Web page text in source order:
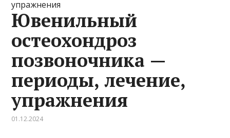
упражнения
Ювенильный
остеохондроз
позвоночника —
периоды, лечение,
упражнения
01.12.2024